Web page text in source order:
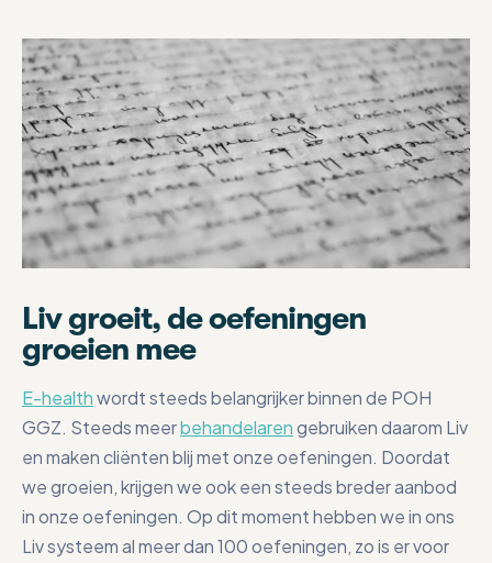
Liv groeit, de oefeningen
groeien mee
E-healthwordt steeds belangrijker binnen de POH
GGZ. Steeds meerbehandelarengebruiken daarom Liv
en maken cliënten blij met onze oefeningen. Doordat
we groeien, krijgen we ook een steeds breder aanbod
in onze oefeningen. Op dit moment hebben we in ons
Liv systeem al meer dan 100 oefeningen, zo is er voor